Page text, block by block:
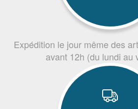
Expédition le jour même des
avant 12h (du lundi au